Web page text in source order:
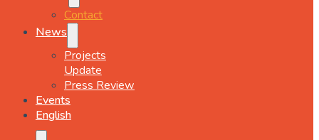
Contact
News
Projects
Update
Press Review
Events
English